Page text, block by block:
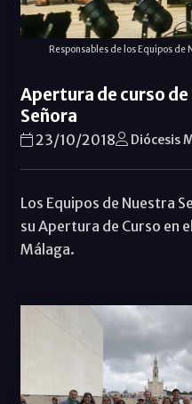
Responsables de los Equipos de
Apertura de curso
Señora
23/10/2018 Diócesis
Los Equipos de Nuestra
su Apertura de Curso en
Málaga.